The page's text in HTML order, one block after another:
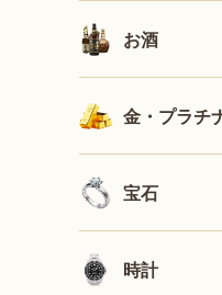
お酒
金・プラチ
宝石
時計